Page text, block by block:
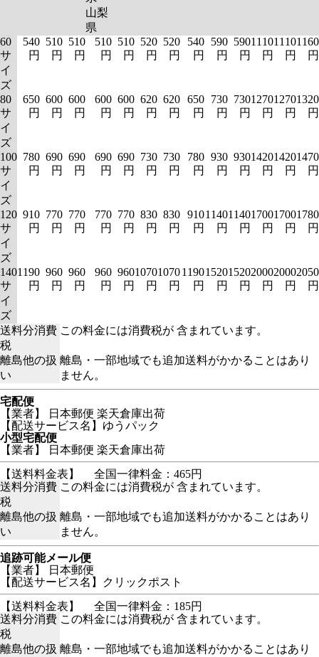
山梨
県
60
サ
イ
ズ
540
円
510
円
510
円
510
円
510
円
520
円
520
円
540
円
590
円
590
円
1110
円
1110
円
1160
円
80
サ
イ
ズ
650
円
600
円
600
円
600
円
600
円
620
円
620
円
650
円
730
円
730
円
1270
円
1270
円
1320
円
100
サ
イ
ズ
780
円
690
円
690
円
690
円
690
円
730
円
730
円
780
円
930
円
930
円
1420
円
1420
円
1470
円
120
サ
イ
ズ
910
円
770
円
770
円
770
円
770
円
830
円
830
円
910
円
1140
円
1140
円
1700
円
1700
円
1780
円
140
サ
イ
ズ
1190
円
960
円
960
円
960
円
960
円
1070
円
1070
円
1190
円
1520
円
1520
円
2000
円
2000
円
2050
円
送料分消費
税
この料金には消費税が 含まれています。
離島他の扱
い
離島・一部地域でも追加送料がかかることはあり
ません。
宅配便
【業者】 日本郵便 楽天倉庫出荷
【配送サービス名】ゆうパック
小型宅配便
【業者】 日本郵便 楽天倉庫出荷
【送料料金表】
全国一律料金：465円
送料分消費
税
この料金には消費税が 含まれています。
離島他の扱
い
離島・一部地域でも追加送料がかかることはあり
ません。
追跡可能メール便
【業者】 日本郵便
【配送サービス名】クリックポスト
【送料料金表】
全国一律料金：185円
送料分消費
税
この料金には消費税が 含まれています。
離島他の扱 離島・一部地域でも追加送料がかかることはあり